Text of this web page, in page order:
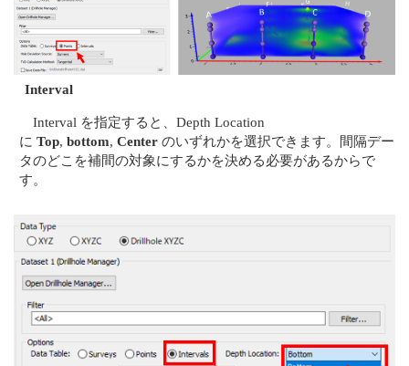
Interval
Interval を指定すると、Depth Location
にTop,bottom,Center のいずれかを選択できます。間隔デー
タのどこを補間の対象にするかを決める必要があるからで
す。